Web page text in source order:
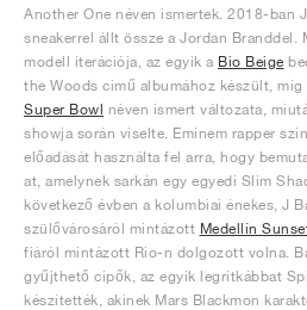
Another One néven ismertek. 2018-ban
sneakerrel állt össze a Jordan
modell iterációja, az egyik a Bio Beige
the Woods című albumához készült, míg
Super Bowl néven ismert változata,
showja során viselte. Eminem rapper
előadását használta fel arra, hogy
at, amelynek sarkán egy egyedi Slim
következő évben a kolumbiai énekes, J
szülővárosáról mintázott Medellín
fiáról mintázott Rio-n dolgozott volna.
gyűjthető cipők, az egyik legritkábbat
készítették, akinek Mars Blackmon